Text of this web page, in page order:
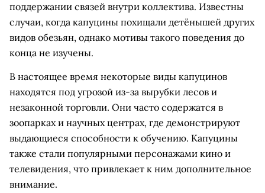
поддержании связей внутри коллектива. Известны
случаи, когда капуцины похищали детёнышей других
видов обезьян, однако мотивы такого поведения до
конца не изучены.
В настоящее время некоторые виды капуцинов
находятся под угрозой из-за вырубки лесов и
незаконной торговли. Они часто содержатся в
зоопарках и научных центрах, где демонстрируют
выдающиеся способности к обучению. Капуцины
также стали популярными персонажами кино и
телевидения, что привлекает к ним дополнительное
внимание.